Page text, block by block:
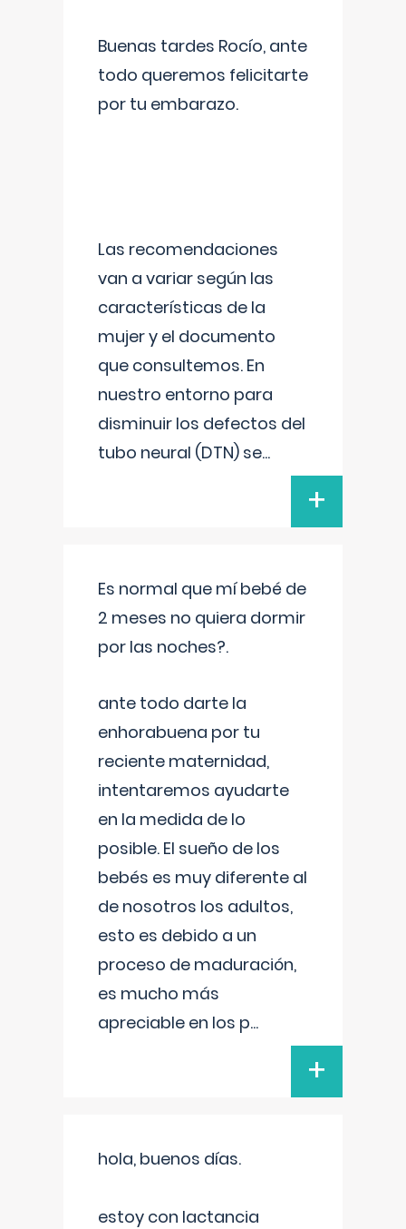
Buenas tardes Rocío, ante
todo queremos felicitarte
por tu embarazo.
Las recomendaciones
van a variar según las
características de la
mujer y el documento
que consultemos. En
nuestro entorno para
disminuir los defectos del
tubo neural (DTN) se...
+
Es normal que mí bebé de
2 meses no quiera dormir
por las noches?.
ante todo darte la
enhorabuena por tu
reciente maternidad,
intentaremos ayudarte
en la medida de lo
posible. El sueño de los
bebés es muy diferente al
de nosotros los adultos,
esto es debido a un
proceso de maduración,
es mucho más
apreciable en los p...
+
hola, buenos días.
estoy con lactancia